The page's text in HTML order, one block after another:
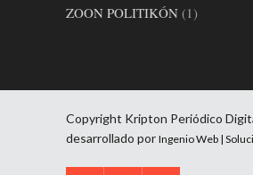
ZOON POLITIKÓN (1)
Copyright Kripton Periódico
desarrollado por Ingenio Web |